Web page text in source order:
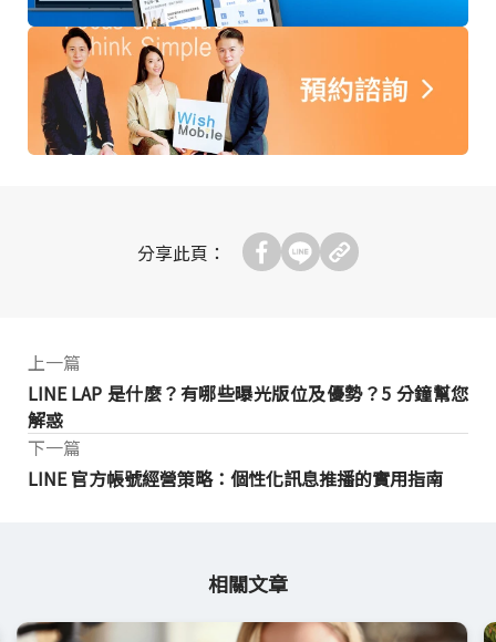
分享此頁：
上一篇
LINE LAP 是什麼？有哪些曝光版位及優勢？5 分鐘幫您
解惑
LINE 官方帳號經營策略：個性化訊息推播的實用指南
下一篇
相關文章